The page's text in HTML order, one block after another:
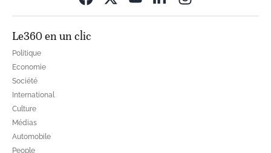
Le360 en un clic
Politique
Economie
Société
International
Culture
Médias
Automobile
People